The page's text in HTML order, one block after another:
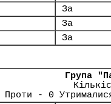
За
За
За
Група
- 0